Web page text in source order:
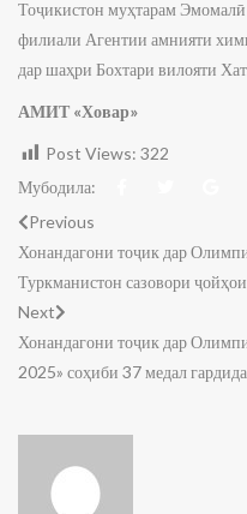
Тоҷикистон муҳтарам
филиали Агентии амнияти
дар шаҳри Бохтари вилояти
АМИТ «Ховар»
Post Views: 322
Мубодила:
Previous
Хонандагони тоҷик дар
Туркманистон сазовори
Next
Хонандагони тоҷик дар
2025» соҳиби 37 медал